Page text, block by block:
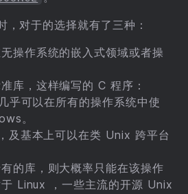
对于的选择就有了三种：
操作系统的嵌入式领域或者操
库，这样编写的 C 程序：
乎可以在所有的操作系统中使
。
及基本上可以在类 Unix 跨平台
的库，则大概率只能在该操作
Linux ，一些主流的开源 Unix